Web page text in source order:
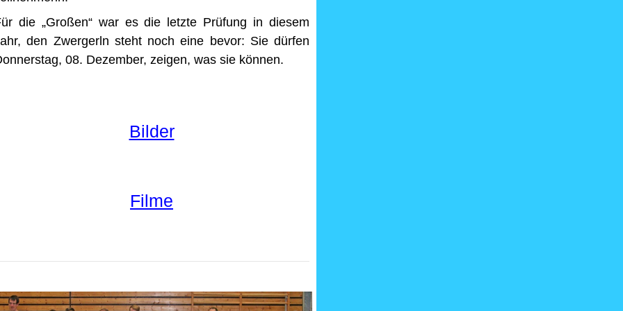
die „Großen“ war es die letzte Prüfung in diesem
den Zwergerln steht noch eine bevor: Sie dürfen
08. Dezember, zeigen, was sie können.
Bilder
Filme